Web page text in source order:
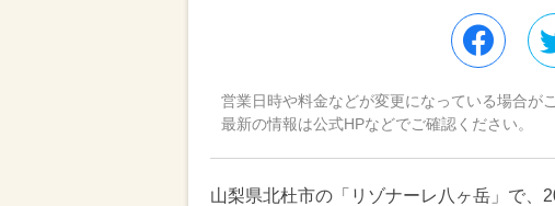
営業日時や料金などが変更になっている場合が
最新の情報は公式HPなどでご確認ください。
山梨県北杜市の「リゾナーレ八ヶ岳」で、